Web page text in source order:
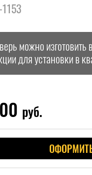
можно изготовить
для установки в
руб.